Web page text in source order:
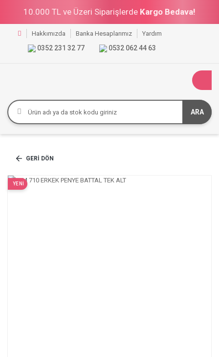
10.000 TL ve Üzeri Siparişlerde Kargo Bedava!
Hakkımızda Banka Hesaplarımız Yardım
0352 231 32 77 0532 062 44 63
ARA
GERI DÖN
YENİ